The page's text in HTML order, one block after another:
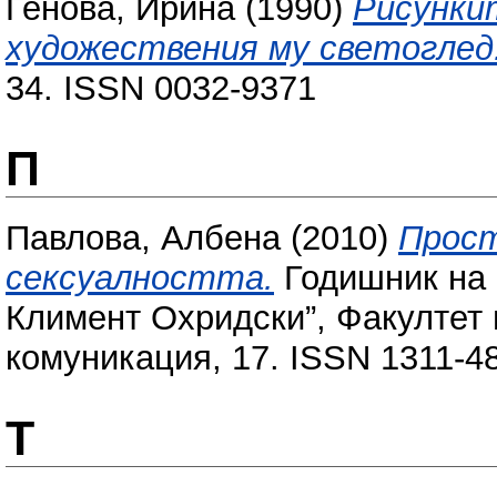
Генова, Ирина(1990)
художествения му
34. ISSN 0032-9371
П
Павлова, Албена(2010)
сексуалността. Годишник на
Климент Охридски”,
комуникация, 17. ISSN 1311-
Т